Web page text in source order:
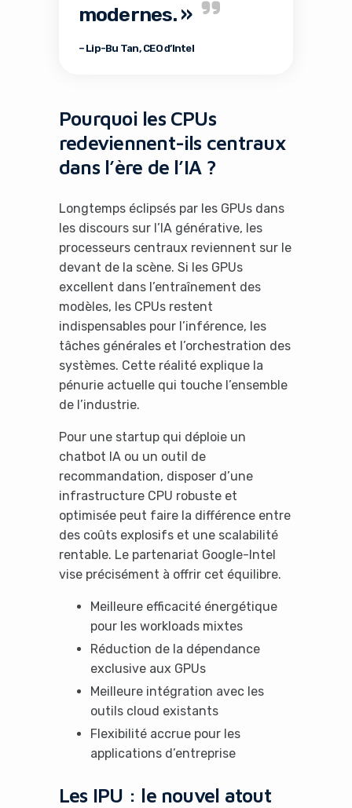
modernes. »
– Lip-Bu Tan, CEO d’Intel
Pourquoi les CPUs
redeviennent-ils centraux
dans l’ère de l’IA ?
Longtemps éclipsés par les GPUs dans
les discours sur l’IA générative, les
processeurs centraux reviennent sur le
devant de la scène. Si les GPUs
excellent dans l’entraînement des
modèles, les CPUs restent
indispensables pour l’inférence, les
tâches générales et l’orchestration des
systèmes. Cette réalité explique la
pénurie actuelle qui touche l’ensemble
de l’industrie.
Pour une startup qui déploie un
chatbot IA ou un outil de
recommandation, disposer d’une
infrastructure CPU robuste et
optimisée peut faire la différence entre
des coûts explosifs et une scalabilité
rentable. Le partenariat Google-Intel
vise précisément à offrir cet équilibre.
Meilleure efficacité énergétique
pour les workloads mixtes
Réduction de la dépendance
exclusive aux GPUs
Meilleure intégration avec les
outils cloud existants
Flexibilité accrue pour les
applications d’entreprise
Les IPU : le nouvel atout